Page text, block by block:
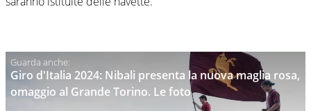
Giro d'Italia 2024: Nibali presenta la nuova maglia rosa,
omaggio al Grande Torino. Le foto